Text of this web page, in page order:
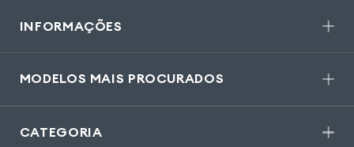
INFORMAÇÕES
MODELOS MAIS PROCURADOS
CATEGORIA